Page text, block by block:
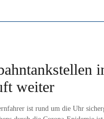
weiter
ist rund um die Uhr